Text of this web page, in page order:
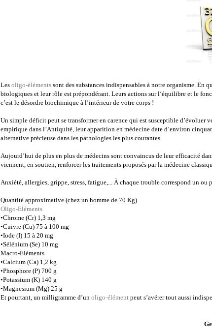
Les oligo-élémentssont des substances indispensables à notre organisme. En
biologiques et leur rôle est prépondérant. Leurs actions sur l‘équilibre et le
c’est le désordre biochimique à l’intérieur de votre corps !
Un simple déficit peut se transformer en carence qui est susceptible
empirique dans l’Antiquité, leur apparition en médecine date d’environ
alternative précieuse dans les pathologies les plus courantes.
Aujourd’hui de plus en plus de médecins sont convaincus de leur efficacité
viennent, en soutien, renforcer les traitements proposés par la médecine
Anxiété, allergies, grippe, stress, fatigue,... À chaque trouble correspond un ou
Quantité approximative (chez un homme de 70 Kg)
Oligo-Eléments
•Chrome (Cr) 1,3 mg
•Cuivre (Cu) 75 à 100 mg
•Iode (I) 15 à 20 mg
•Sélénium (Se) 10 mg
Macro-Eléments
•Calcium (Ca) 1,2 kg
•Phosphore (P) 700 g
•Potassium (K) 140 g
•Magnesium (Mg) 25 g
Et pourtant, un milligramme d’un oligo-élémentpeut s’avérer tout aussi